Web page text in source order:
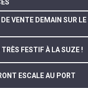
VENTE DEMAIN SUR LE
FESTIF À LA SUZE !
ESCALE AU PORT